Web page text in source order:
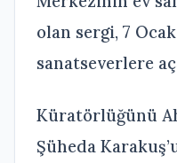
olan sergi, 7
sanatseverlere
Küratörlüğünü
Şüheda